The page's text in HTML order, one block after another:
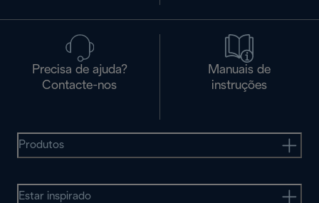
Precisa de ajuda?
Contacte-nos
Manuais de
instruções
Produtos
Estar inspirado